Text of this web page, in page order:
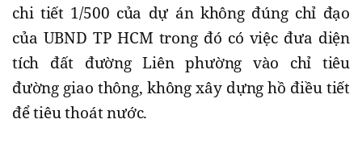
chi tiết 1/500 của dự án không đúng chỉ đạo
của UBND TP HCM trong đó có việc đưa diện
tích đất đường Liên phường vào chỉ tiêu
đường giao thông, không xây dựng hồ điều tiết
để tiêu thoát nước.